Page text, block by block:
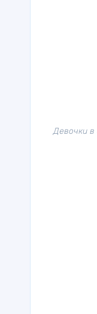
Девочки в